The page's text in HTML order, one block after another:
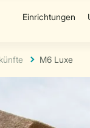
M6 Luxe